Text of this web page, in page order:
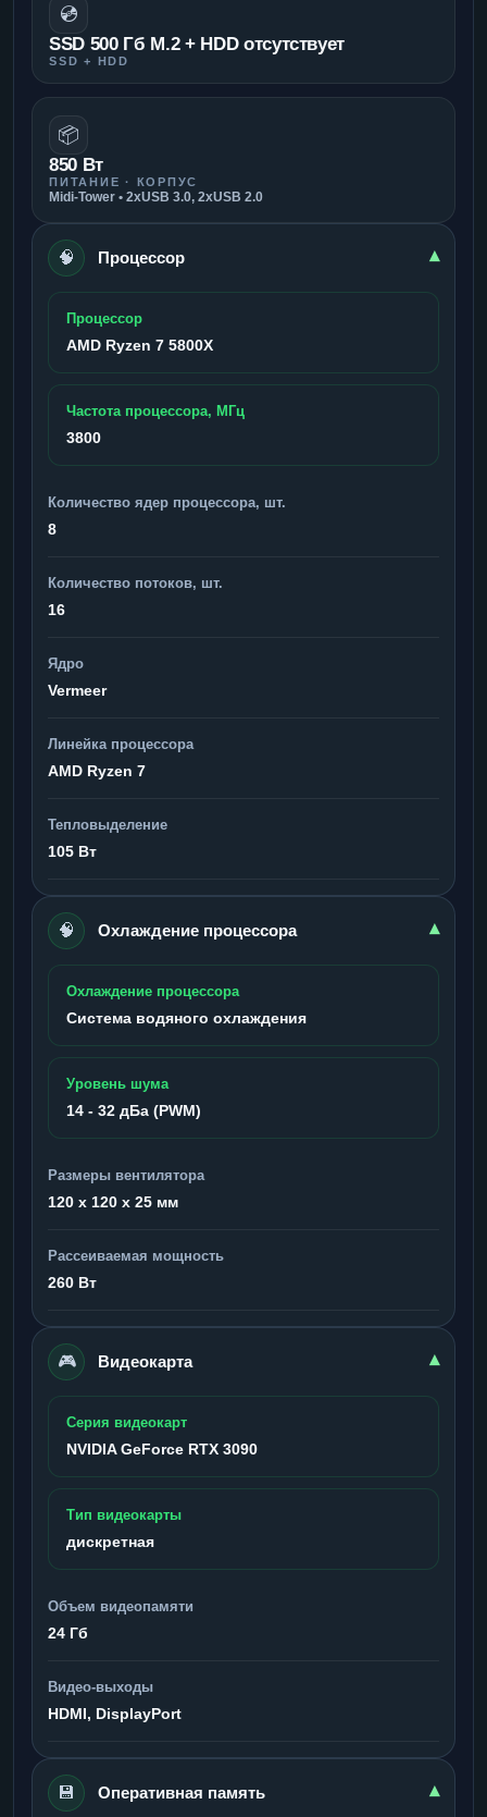
💿
SSD 500 Гб M.2 + HDD отсутствует
SSD + HDD
📦
850 Вт
ПИТАНИЕ · КОРПУС
Midi-Tower • 2xUSB 3.0, 2xUSB 2.0
🧠 Процессор ▾
Процессор
AMD Ryzen 7 5800X
Частота процессора, МГц
3800
Количество ядер процессора, шт.
8
Количество потоков, шт.
16
Ядро
Vermeer
Линейка процессора
AMD Ryzen 7
Тепловыделение
105 Вт
🧠 Охлаждение процессора ▾
Охлаждение процессора
Система водяного охлаждения
Уровень шума
14 - 32 дБа (PWM)
Размеры вентилятора
120 x 120 x 25 мм
Рассеиваемая мощность
260 Вт
🎮 Видеокарта ▾
Серия видеокарт
NVIDIA GeForce RTX 3090
Тип видеокарты
дискретная
Объем видеопамяти
24 Гб
Видео-выходы
HDMI, DisplayPort
💾 Оперативная память ▾